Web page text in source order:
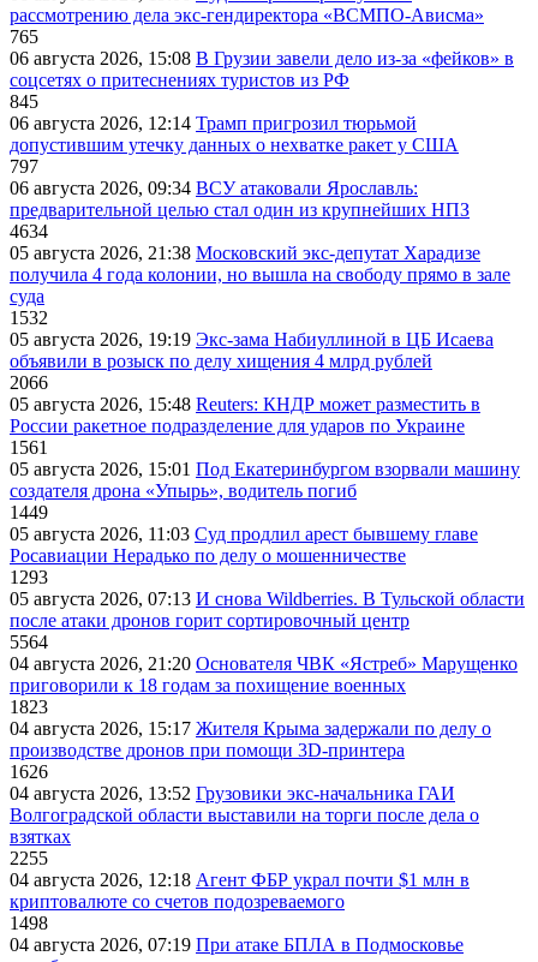
рассмотрению дела экс-гендиректора «ВСМПО-Ависма»
765
06 августа 2026, 15:08 В Грузии завели дело из-за «фейков» в
соцсетях о притеснениях туристов из РФ
845
06 августа 2026, 12:14 Трамп пригрозил тюрьмой
допустившим утечку данных о нехватке ракет у США
797
06 августа 2026, 09:34 ВСУ атаковали Ярославль:
предварительной целью стал один из крупнейших НПЗ
4634
05 августа 2026, 21:38 Московский экс-депутат Харадизе
получила 4 года колонии, но вышла на свободу прямо в зале
суда
1532
05 августа 2026, 19:19 Экс-зама Набиуллиной в ЦБ Исаева
объявили в розыск по делу хищения 4 млрд рублей
2066
05 августа 2026, 15:48 Reuters: КНДР может разместить в
России ракетное подразделение для ударов по Украине
1561
05 августа 2026, 15:01 Под Екатеринбургом взорвали машину
создателя дрона «Упырь», водитель погиб
1449
05 августа 2026, 11:03 Суд продлил арест бывшему главе
Росавиации Нерадько по делу о мошенничестве
1293
05 августа 2026, 07:13 И снова Wildberries. В Тульской области
после атаки дронов горит сортировочный центр
5564
04 августа 2026, 21:20 Основателя ЧВК «Ястреб» Марущенко
приговорили к 18 годам за похищение военных
1823
04 августа 2026, 15:17 Жителя Крыма задержали по делу о
производстве дронов при помощи 3D‑принтера
1626
04 августа 2026, 13:52 Грузовики экс-начальника ГАИ
Волгоградской области выставили на торги после дела о
взятках
2255
04 августа 2026, 12:18 Агент ФБР украл почти $1 млн в
криптовалюте со счетов подозреваемого
1498
04 августа 2026, 07:19 При атаке БПЛА в Подмосковье